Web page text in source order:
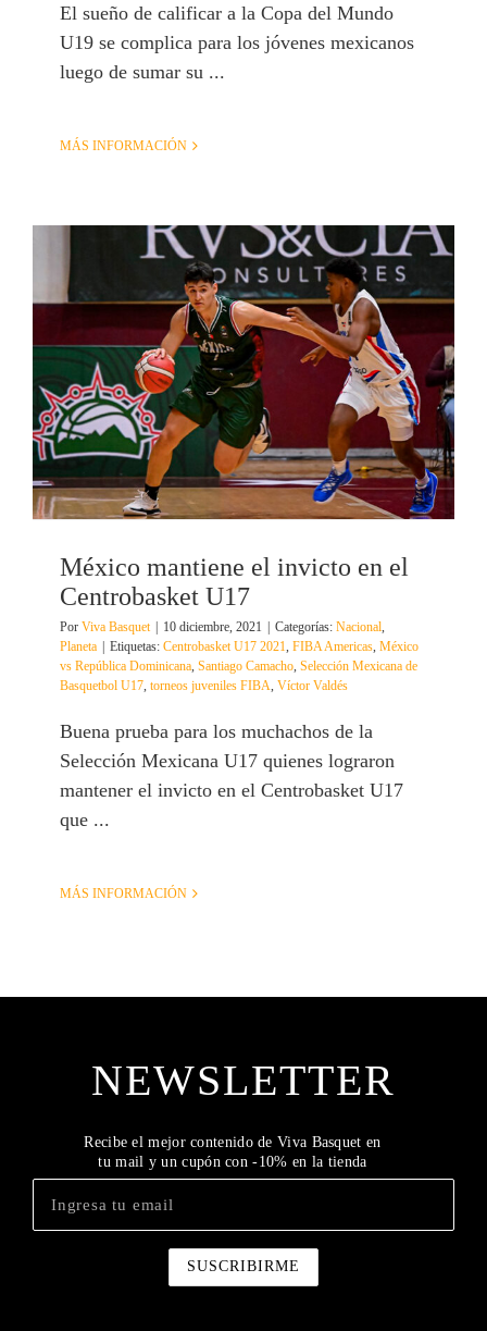
El sueño de calificar a la Copa del Mundo
U19 se complica para los jóvenes mexicanos
luego de sumar su ...
MÁS INFORMACIÓN
México mantiene el invicto en el
Centrobasket U17
Por Viva Basquet | 10 diciembre, 2021 | Categorías: Nacional
Planeta | Etiquetas: Centrobasket U17 2021 FIBA Americas México
vs República Dominicana Santiago Camacho Selección Mexicana de
Basquetbol U17 torneos juveniles FIBA Víctor Valdés
Buena prueba para los muchachos de la
Selección Mexicana U17 quienes lograron
mantener el invicto en el Centrobasket U17
que ...
MÁS INFORMACIÓN
NEWSLETTER
Recibe el mejor contenido de Viva Basquet en
tu mail y un cupón con -10% en la tienda